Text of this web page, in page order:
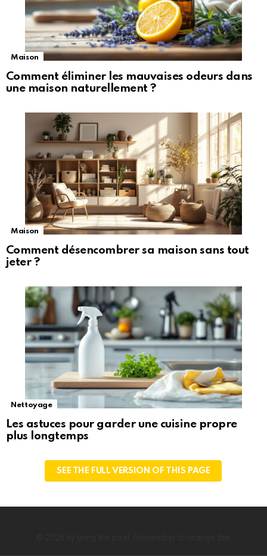
Maison
Comment éliminer les mauvaises odeurs dans
une maison naturellement ?
Maison
Comment désencombrer sa maison sans tout
jeter ?
Nettoyage
Les astuces pour garder une cuisine propre
plus longtemps
SEE THE FULL VERSION OF THIS PAGE